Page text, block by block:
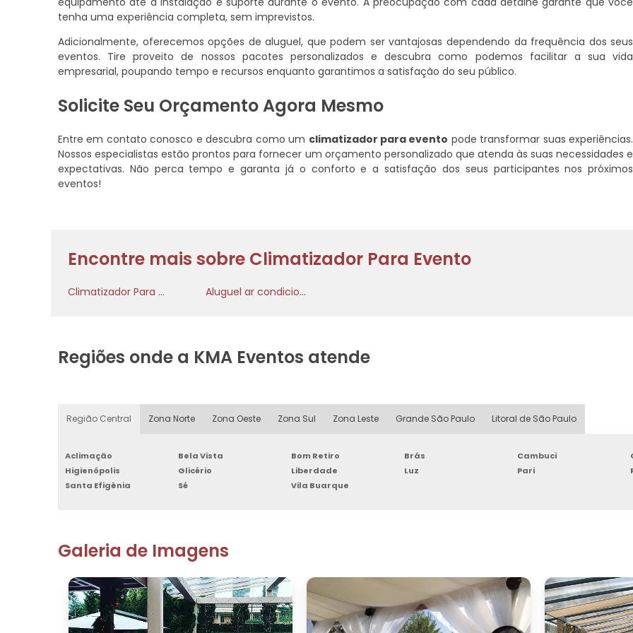
tenha uma experiência completa, sem imprevistos.
Adicionalmente, oferecemos opções de aluguel, que podem ser vantajosas dependendo da frequência dos seus
eventos. Tire proveito de nossos pacotes personalizados e descubra como podemos facilitar a sua vida
empresarial, poupando tempo e recursos enquanto garantimos a satisfação do seu público.
Solicite Seu Orçamento Agora Mesmo
Entre em contato conosco e descubra como um climatizador para evento pode transformar suas experiências.
Nossos especialistas estão prontos para fornecer um orçamento personalizado que atenda às suas necessidades e
expectativas. Não perca tempo e garanta já o conforto e a satisfação dos seus participantes nos próximos
eventos!
Encontre mais sobre Climatizador Para Evento
Climatizador Para Evento Aluguel ar condicionado para eventos
Regiões onde a KMA Eventos atende
Região Central Zona Norte Zona Oeste Zona Sul Zona Leste Grande São Paulo Litoral de São Paulo
Aclimação Bela Vista Bom Retiro Brás Cambuci
Higienópolis
Glicério Liberdade Luz Pari
Santa Efigênia
Sé Vila Buarque
Galeria de Imagens